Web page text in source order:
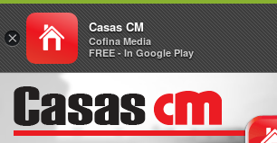
×
Casas CM
Cofina Media
FREE - In Google Play